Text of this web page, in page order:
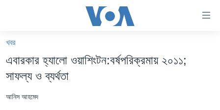
যান।
প্রধান
ন্যাভিগেশনে
যান
খবর
এবারকার হ্যালো ওয়াশিংটন:বর্ষপরিক্রমায় ২০১১;
সাফল্য ও ব্যর্থতা
আনিস আহমেদ